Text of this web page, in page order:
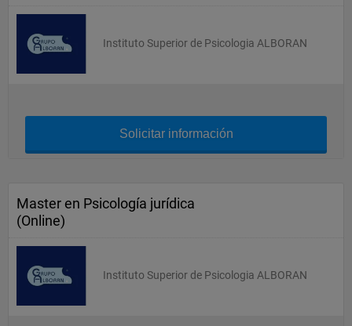
Instituto Superior de Psicologia ALBORAN
Solicitar información
Master en Psicología jurídica
(Online)
Instituto Superior de Psicologia ALBORAN